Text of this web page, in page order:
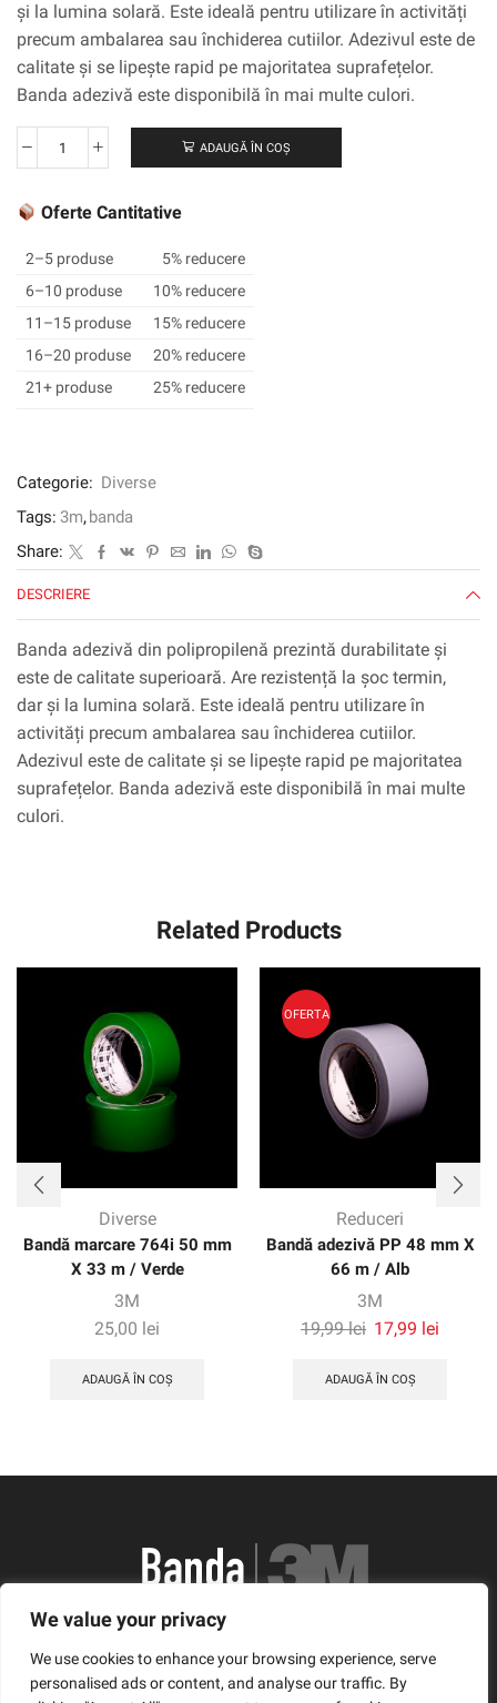
We value your privacy
We use cookies to enhance your browsing experience, serve
personalised ads or content, and analyse our traffic. By
și la lumina solară. Este ideală pentru utilizare în activități
precum ambalarea sau închiderea cutiilor. Adezivul este de
calitate și se lipește rapid pe majoritatea suprafețelor.
Banda adezivă este disponibilă în mai multe culori.
Cantitate
marcare
50
X
33
m
ADAUGĂ ÎN COȘ
Oferte Cantitative
2–5 produse
5% reducere
6–10 produse
10% reducere
11–15 produse
15% reducere
16–20 produse
20% reducere
21+ produse
25% reducere
Categorie: Diverse
Tags: 3m,banda
Share:
DESCRIERE
Banda adezivă din polipropilenă prezintă durabilitate și
este de calitate superioară. Are rezistență la șoc termin,
dar și la lumina solară. Este ideală pentru utilizare în
activități precum ambalarea sau închiderea cutiilor.
Adezivul este de calitate și se lipește rapid pe majoritatea
suprafețelor. Banda adezivă este disponibilă în mai multe
culori.
Related Products
Diverse
Bandă marcare 764i 50 mm
X 33 m / Verde
3M
25,00 lei
ADAUGĂ ÎN COȘ
OFERTA
Reduceri
Bandă adezivă PP 48 mm X
66 m / Alb
3M
19,99lei Prețul
a
17,99 lei
ADAUGĂ ÎN COȘ
România, Arad, Calea Timisorii, Nr. 11
© Copyright 2021 | Banda3M.ro